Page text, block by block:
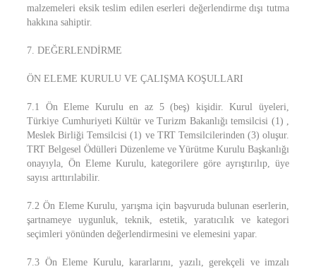
malzemeleri eksik teslim edilen eserleri değerlendirme dışı tutma
hakkına sahiptir.
7. DEĞERLENDİRME
ÖN ELEME KURULU VE ÇALIŞMA KOŞULLARI
7.1 Ön Eleme Kurulu en az 5 (beş) kişidir. Kurul üyeleri,
Türkiye Cumhuriyeti Kültür ve Turizm Bakanlığı temsilcisi (1) ,
Meslek Birliği Temsilcisi (1) ve TRT Temsilcilerinden (3) oluşur.
TRT Belgesel Ödülleri Düzenleme ve Yürütme Kurulu Başkanlığı
onayıyla, Ön Eleme Kurulu, kategorilere göre ayrıştırılıp, üye
sayısı arttırılabilir.
7.2 Ön Eleme Kurulu, yarışma için başvuruda bulunan eserlerin,
şartnameye uygunluk, teknik, estetik, yaratıcılık ve kategori
seçimleri yönünden değerlendirmesini ve elemesini yapar.
7.3 Ön Eleme Kurulu, kararlarını, yazılı, gerekçeli ve imzalı